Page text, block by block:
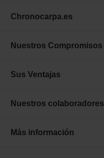
Chronocarpa.es
Nuestros Compromisos
Sus Ventajas
Nuestros colaboradores
Más información